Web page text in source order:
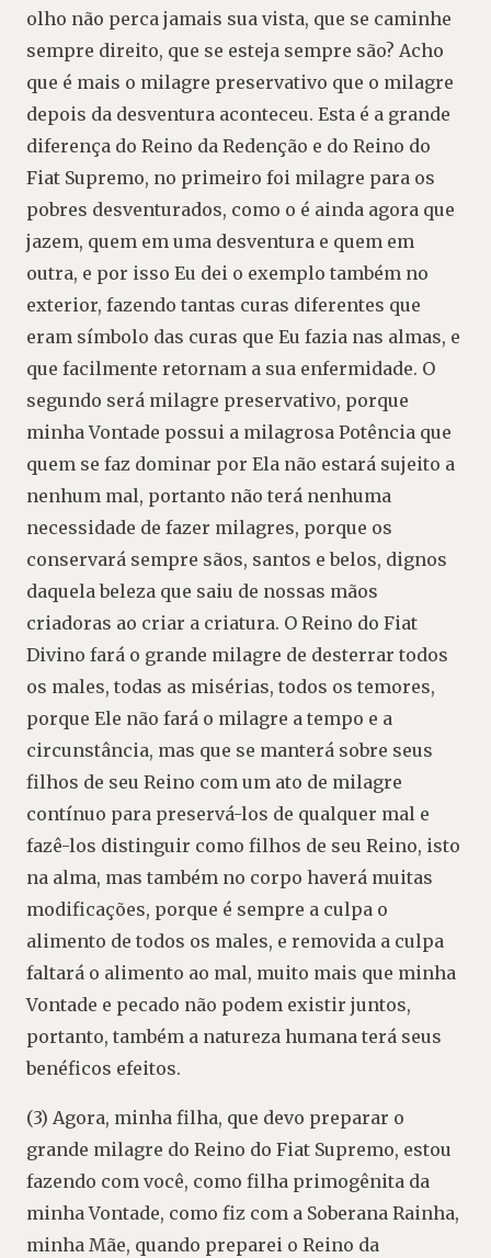
olho não perca jamais sua vista, que se caminhe
sempre direito, que se esteja sempre são? Acho
que é mais o milagre preservativo que o milagre
depois da desventura aconteceu. Esta é a grande
diferença do Reino da Redenção e do Reino do
Fiat Supremo, no primeiro foi milagre para os
pobres desventurados, como o é ainda agora que
jazem, quem em uma desventura e quem em
outra, e por isso Eu dei o exemplo também no
exterior, fazendo tantas curas diferentes que
eram símbolo das curas que Eu fazia nas almas, e
que facilmente retornam a sua enfermidade. O
segundo será milagre preservativo, porque
minha Vontade possui a milagrosa Potência que
quem se faz dominar por Ela não estará sujeito a
nenhum mal, portanto não terá nenhuma
necessidade de fazer milagres, porque os
conservará sempre sãos, santos e belos, dignos
daquela beleza que saiu de nossas mãos
criadoras ao criar a criatura. O Reino do Fiat
Divino fará o grande milagre de desterrar todos
os males, todas as misérias, todos os temores,
porque Ele não fará o milagre a tempo e a
circunstância, mas que se manterá sobre seus
filhos de seu Reino com um ato de milagre
contínuo para preservá-los de qualquer mal e
fazê-los distinguir como filhos de seu Reino, isto
na alma, mas também no corpo haverá muitas
modificações, porque é sempre a culpa o
alimento de todos os males, e removida a culpa
faltará o alimento ao mal, muito mais que minha
Vontade e pecado não podem existir juntos,
portanto, também a natureza humana terá seus
benéficos efeitos.
(3) Agora, minha filha, que devo preparar o
grande milagre do Reino do Fiat Supremo, estou
fazendo com você, como filha primogênita da
minha Vontade, como fiz com a Soberana Rainha,
minha Mãe, quando preparei o Reino da